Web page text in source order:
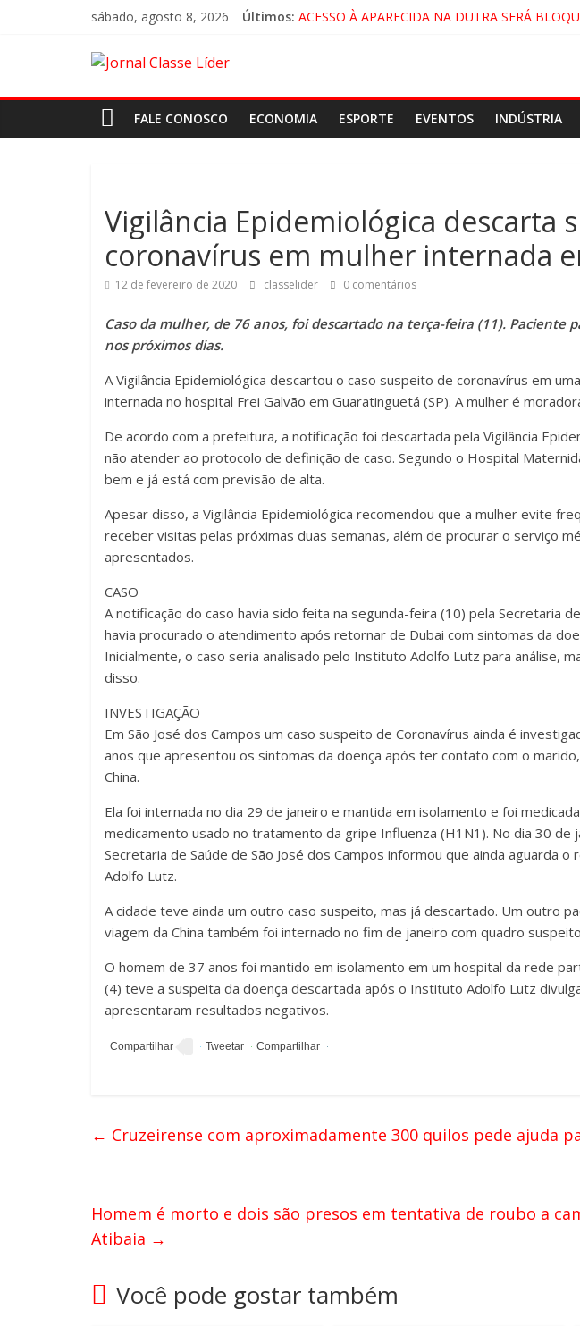
sábado, agosto 8, 2026 Últimos: ACESSO À APARECIDA NA DUTRA SERÁ
“HÁ PRESENÇA DO COMANDO VERMELHO
FALE CONOSCO
ECONOMIA ESPORTE EVENTOS INDÚSTRIA
Vigilância Epidemiológica descarta
coronavírus em mulher internada
12 de fevereiro de 2020 classelider 0 comentários
Caso da mulher, de 76 anos, foi descartado na terça-feira (11). Paciente
nos próximos dias.
A Vigilância Epidemiológica descartou o caso suspeito de coronavírus em
internada no hospital Frei Galvão em Guaratinguetá (SP). A mulher é
De acordo com a prefeitura, a notificação foi descartada pela Vigilância
não atender ao protocolo de definição de caso. Segundo o Hospital
bem e já está com previsão de alta.
Apesar disso, a Vigilância Epidemiológica recomendou que a mulher evite
receber visitas pelas próximas duas semanas, além de procurar o serviço
apresentados.
CASO
A notificação do caso havia sido feita na segunda-feira (10) pela Secretaria
havia procurado o atendimento após retornar de Dubai com sintomas da
Inicialmente, o caso seria analisado pelo Instituto Adolfo Lutz para análise,
disso.
INVESTIGAÇÃO
Em São José dos Campos um caso suspeito de Coronavírus ainda é
anos que apresentou os sintomas da doença após ter contato com o
China.
Ela foi internada no dia 29 de janeiro e mantida em isolamento e foi
medicamento usado no tratamento da gripe Influenza (H1N1). No dia 30 de
Secretaria de Saúde de São José dos Campos informou que ainda aguarda
Adolfo Lutz.
A cidade teve ainda um outro caso suspeito, mas já descartado. Um outro
viagem da China também foi internado no fim de janeiro com quadro
O homem de 37 anos foi mantido em isolamento em um hospital da rede
(4) teve a suspeita da doença descartada após o Instituto Adolfo Lutz
apresentaram resultados negativos.
← Cruzeirense com aproximadamente 300 quilos pede ajuda
Homem é morto e dois são presos em tentativa de roubo a
Atibaia →
Você pode gostar também